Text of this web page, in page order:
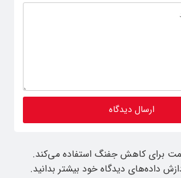
برای کاهش جفنگ استفاده می‌کند.
داده‌های دیدگاه خود بیشتر بدانید.